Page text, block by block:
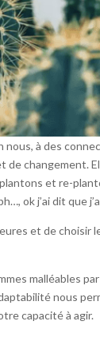
à des
changement.
et re-
ok j’ai dit que
et de
malléables
nous
capacité à agir.